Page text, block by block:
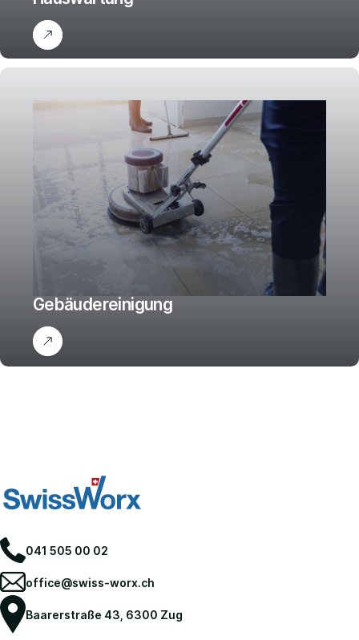
Gebäudereinigung
041 505 00 02
office@swiss-worx.ch
Baarerstraße 43, 6300 Zug